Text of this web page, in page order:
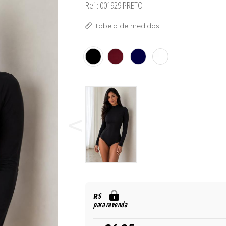
Ref.: 001929 PRETO
Tabela de medidas
R$
para revenda